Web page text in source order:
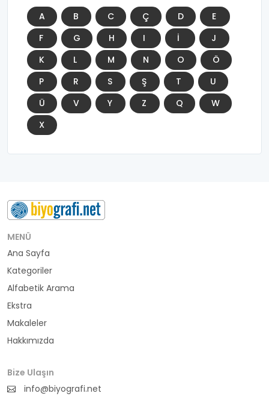
A B C Ç D
E
F
G H I İ
J
K
L M N O
Ö
P
R S Ş T
U
Ü
V Y Z Q
W
X
MENÜ
Ana Sayfa
Kategoriler
Alfabetik Arama
Ekstra
Makaleler
Hakkımızda
Bize Ulaşın
info@biyografi.net